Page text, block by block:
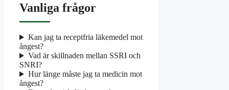
Vanliga frågor
Kan jag ta receptfria läkemedel mot
ångest?
Vad är skillnaden mellan SSRI och
SNRI?
Hur länge måste jag ta medicin mot
ångest?